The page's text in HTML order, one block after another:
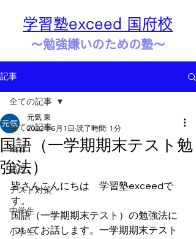
学習塾exceed 国府校
​​～勉強嫌いのための塾～
記事
全ての記事
自習
講習
テスト対策
中学生
小学生
全ての記事
国語（一学期期末テスト勉
強法）
元気 東
2022年6月1日 読了時間: 1分
皆さんこんにちは　学習塾exceedで
す。
国語（一学期期末テスト）の勉強法に
ついてお話します。一学期期末テスト